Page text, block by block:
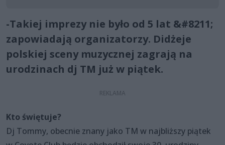
-Takiej imprezy nie było od 5 lat &#8211;
zapowiadają organizatorzy. Didżeje
polskiej sceny muzycznej zagrają na
urodzinach dj TM już w piątek.
Kto świętuje?
Dj Tommy, obecnie znany jako TM w najbliższy piątek